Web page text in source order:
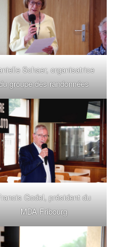
Schaer, organisatrice
groupe des randonnées
Godel, président du
MDA Fribourg